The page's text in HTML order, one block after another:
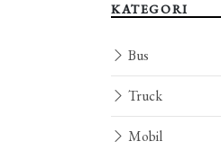
KATEGORI
Bus
Truck
Mobil